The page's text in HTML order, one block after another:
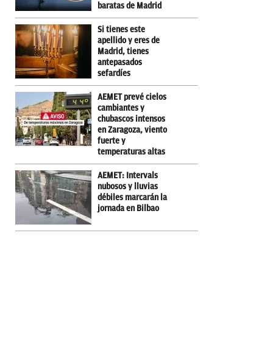
baratas de Madrid
Si tienes este
apellido y eres de
Madrid, tienes
antepasados
sefardíes
AEMET prevé cielos
cambiantes y
chubascos intensos
en Zaragoza, viento
fuerte y
temperaturas altas
AEMET: Intervals
nubosos y lluvias
débiles marcarán la
jornada en Bilbao